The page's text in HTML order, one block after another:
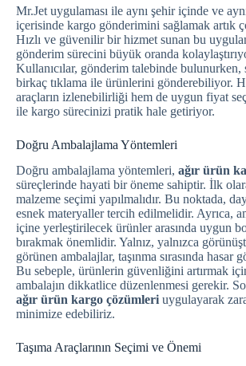
Mr.Jet uygulaması ile aynı şehir içinde ve
içerisinde kargo gönderimini sağlamak artık
Hızlı ve güvenilir bir hizmet sunan bu
gönderim sürecini büyük oranda
Kullanıcılar, gönderim talebinde bulunurken,
birkaç tıklama ile ürünlerini gönderebiliyor.
araçların izlenebilirliği hem de uygun fiyat
ile kargo sürecinizi pratik hale getiriyor.
Doğru Ambalajlama Yöntemleri
Doğru ambalajlama yöntemleri, ağır ürün
süreçlerinde hayati bir öneme sahiptir. İlk
malzeme seçimi yapılmalıdır. Bu noktada,
esnek materyaller tercih edilmelidir. Ayrıca,
içine yerleştirilecek ürünler arasında uygun
bırakmak önemlidir. Yalnız, yalnızca
görünen ambalajlar, taşınma sırasında hasar
Bu sebeple, ürünlerin güvenliğini artırmak
ambalajın dikkatlice düzenlenmesi gerekir.
ağır ürün kargo çözümleri uygulayarak
minimize edebiliriz.
Taşıma Araçlarının Seçimi ve Önemi